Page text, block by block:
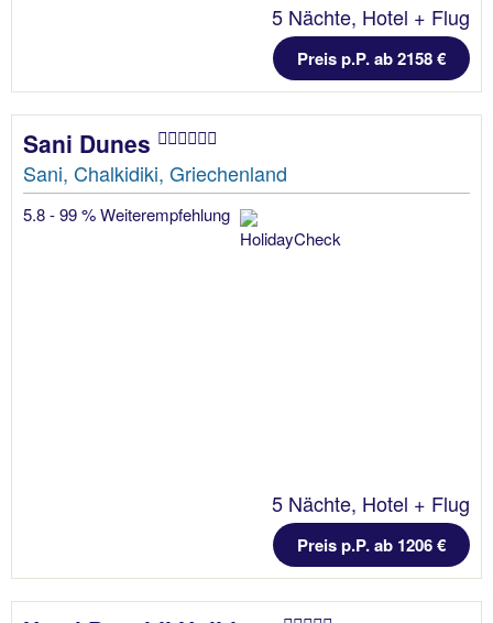
5 Nächte, Hotel + Flug
Preis p.P. ab 2158 €
Sani Dunes
Sani, Chalkidiki, Griechenland
5.8 - 99 % Weiterempfehlung
5 Nächte, Hotel + Flug
Preis p.P. ab 1206 €